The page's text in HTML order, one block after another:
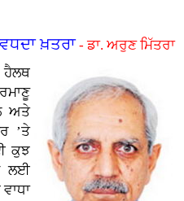
ਖ਼ਤਰਾ - ਡਾ. ਅਰੁਣ ਮਿੱਤਰਾ
ਅਤੇ
’ਤੇ
ਕੁਝ
ਲਈ